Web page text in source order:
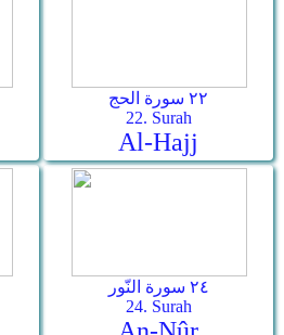
٢٢ سورة الحج
22. Surah
Al-Hajj
٢٤ سورة النّور
24. Surah